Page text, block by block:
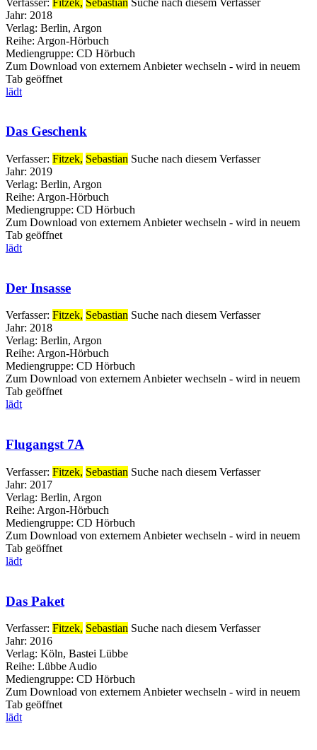
Jahr: 2018
Verlag: Berlin, Argon
Reihe: Argon-Hörbuch
Mediengruppe: CD Hörbuch
Zum Download von externem Anbieter wechseln - wird in neuem
Tab geöffnet
lädt
Das Geschenk
Verfasser: Fitzek, Sebastian Suche nach diesem Verfasser
Jahr: 2019
Verlag: Berlin, Argon
Reihe: Argon-Hörbuch
Mediengruppe: CD Hörbuch
Zum Download von externem Anbieter wechseln - wird in neuem
Tab geöffnet
lädt
Der Insasse
Verfasser: Fitzek, Sebastian Suche nach diesem Verfasser
Jahr: 2018
Verlag: Berlin, Argon
Reihe: Argon-Hörbuch
Mediengruppe: CD Hörbuch
Zum Download von externem Anbieter wechseln - wird in neuem
Tab geöffnet
lädt
Flugangst 7A
Verfasser: Fitzek, Sebastian Suche nach diesem Verfasser
Jahr: 2017
Verlag: Berlin, Argon
Reihe: Argon-Hörbuch
Mediengruppe: CD Hörbuch
Zum Download von externem Anbieter wechseln - wird in neuem
Tab geöffnet
lädt
Das Paket
Verfasser: Fitzek, Sebastian Suche nach diesem Verfasser
Jahr: 2016
Verlag: Köln, Bastei Lübbe
Reihe: Lübbe Audio
Mediengruppe: CD Hörbuch
Zum Download von externem Anbieter wechseln - wird in neuem
Tab geöffnet
lädt